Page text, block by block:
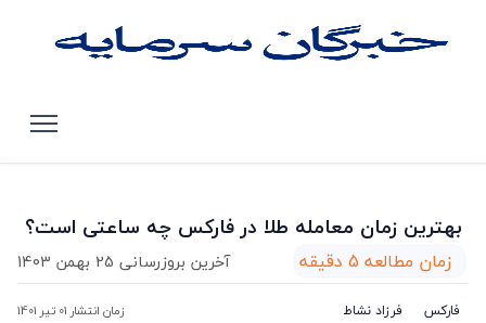
بهترین زمان معامله طلا در فارکس چه ساعتی است؟
زمان مطالعه 5 دقیقه آخرین بروزرسانی 25 بهمن 1403
فارکس فرزاد نشاط زمان انتشار 01 تیر 1401